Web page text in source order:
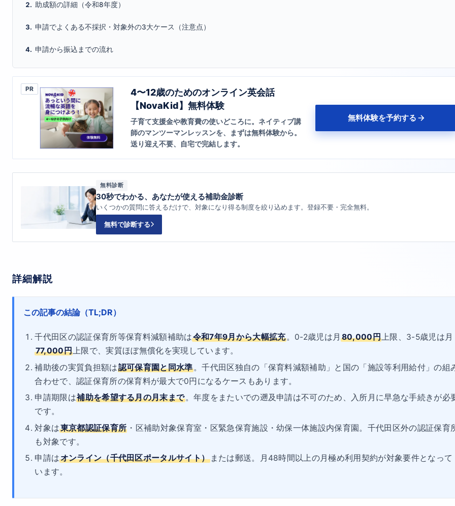
助成額の詳細（令和8年度）
申請でよくある不採択・対象外の3大ケース（注意点）
申請から振込までの流れ
PR
4〜12歳のためのオンライン英会話
【NovaKid】無料体験
子育て支援金や教育費の使いどころに。ネイティブ講
師のマンツーマンレッスンを、まずは無料体験から。
送り迎え不要、自宅で完結します。
無料体験を予約する
無料診断
30秒でわかる、あなたが使える補助金診断
いくつかの質問に答えるだけで、対象になり得る制度を絞り込めます。登録不要・完全無料。
無料で診断する
詳細解説
この記事の結論（TL;DR）
千代田区の認証保育所等保育料減額補助は令和7年9月から大幅拡充。0-2歳児は月80,000円上限、3-5歳児は月
77,000円上限で、実質ほぼ無償化を実現しています。
補助後の実質負担額は認可保育園と同水準。千代田区独自の「保育料減額補助」と国の「施設等利用給付」の組
合わせで、認証保育所の保育料が最大で0円になるケースもあります。
申請期限は補助を希望する月の月末まで。年度をまたいでの遡及申請は不可のため、入所月に早急な手続きが必
です。
対象は東京都認証保育所 ・区補助対象保育室・区緊急保育施設・幼保一体施設内保育園。千代田区外の認証保育
も対象です。
申請はオンライン（千代田区ポータルサイト）または郵送。月48時間以上の月極め利用契約が対象要件となって
います。